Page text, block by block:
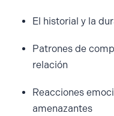
El historial y la
Patrones de
relación
Reacciones
amenazantes